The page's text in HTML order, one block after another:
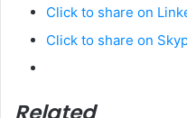
Click to share on
Click to share on